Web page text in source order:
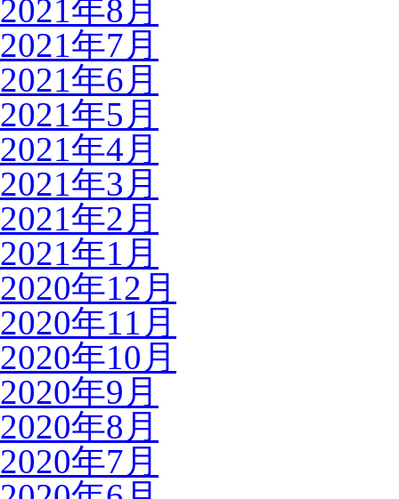
2021年8月
2021年7月
2021年6月
2021年5月
2021年4月
2021年3月
2021年2月
2021年1月
2020年12月
2020年11月
2020年10月
2020年9月
2020年8月
2020年7月